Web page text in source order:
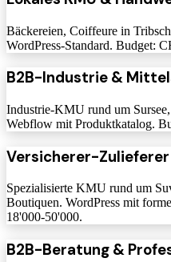
Bäckereien, Coiffeure in
WordPress-Standard. Budget:
B2B-Industrie &
Industrie-KMU rund um
Webflow mit Produktkatalog.
Versicherer-
Spezialisierte KMU rund um
Boutiquen. WordPress mit
18'000-50'000.
B2B-Beratung &